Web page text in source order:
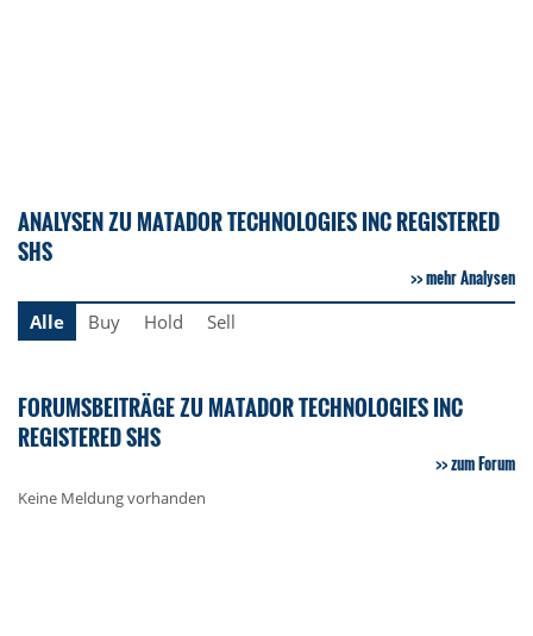
ANALYSEN ZU MATADOR TECHNOLOGIES INC REGISTERED
SHS
mehr Analysen
Alle
Buy Hold Sell
FORUMSBEITRÄGE ZU MATADOR TECHNOLOGIES INC
REGISTERED SHS
zum Forum
Keine Meldung vorhanden